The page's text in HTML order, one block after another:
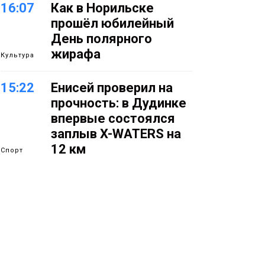
16:07
Культура
Как в Норильске
прошёл юбилейный
День полярного
жирафа
15:22
Спорт
Енисей проверил на
прочность: в Дудинке
впервые состоялся
заплыв X-WATERS на
12 км